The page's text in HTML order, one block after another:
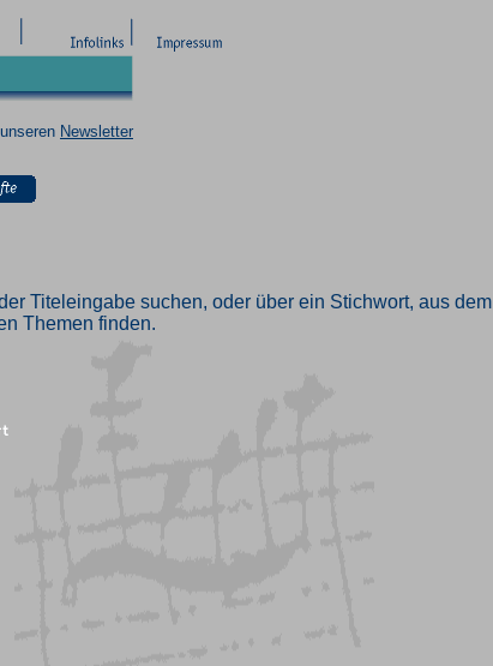
Newsletter
Titeleingabe suchen, oder über ein Stichwort, aus dem
Themen finden.